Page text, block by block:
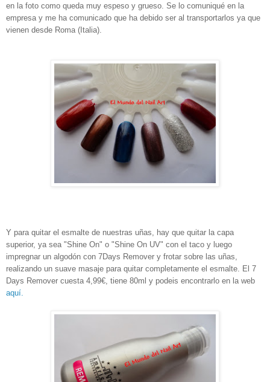
en la foto como queda muy espeso y grueso. Se lo comuniqué en la
empresa y me ha comunicado que ha debido ser al transportarlos ya que
vienen desde Roma (Italia).
Y para quitar el esmalte de nuestras uñas, hay que quitar la capa
superior, ya sea "Shine On" o "Shine On UV" con el taco y luego
impregnar un algodón con 7Days Remover y frotar sobre las uñas,
realizando un suave masaje para quitar completamente el esmalte. El 7
Days Remover cuesta 4,99€, tiene 80ml y podeis encontrarlo en la web
aquí.